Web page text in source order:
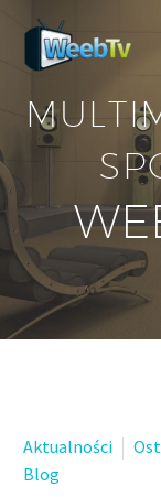
Aktualności
Blog